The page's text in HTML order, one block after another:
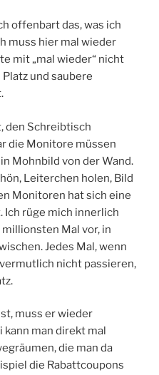
offenbart das, was ich
muss hier mal wieder
mit „mal wieder“ nicht
und saubere
den Schreibtisch
die Monitore müssen
Mohnbild von der Wand.
Leiterchen holen, Bild
Monitoren hat sich eine
Ich rüge mich innerlich
Mal vor, in
Jedes Mal, wenn
nicht passieren,
muss er wieder
kann man direkt mal
die man da
die Rabattcoupons